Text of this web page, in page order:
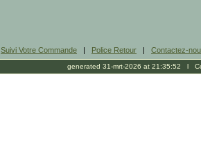
Suivi Votre Commande | Police Retour | Contactez-
generated 31-mrt-2026 at 21:35:52 l